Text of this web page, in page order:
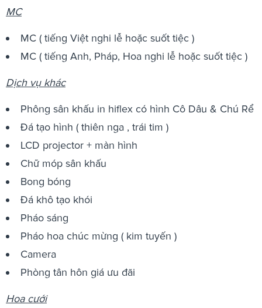
MC
MC ( tiếng Việt nghi lễ hoặc suốt tiệc )
MC ( tiếng Anh, Pháp, Hoa nghi lễ hoặc suốt tiệc )
Dịch vụ khác
Phông sân khấu in hiflex có hình Cô Dâu & Chú Rể
Đá tạo hình ( thiên nga , trái tim )
LCD projector + màn hình
Chữ móp sân khấu
Bong bóng
Đá khô tạo khói
Pháo sáng
Pháo hoa chúc mừng ( kim tuyến )
Camera
Phòng tân hôn giá ưu đãi
Hoa cưới